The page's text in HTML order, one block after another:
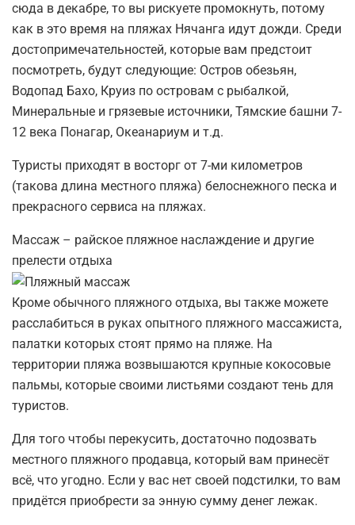
сюда в декабре, то вы рискуете промокнуть, потому
как в это время на пляжах Нячанга идут дожди. Среди
достопримечательностей, которые вам предстоит
посмотреть, будут следующие: Остров обезьян,
Водопад Бахо, Круиз по островам с рыбалкой,
Минеральные и грязевые источники, Тямские башни 7-
12 века Понагар, Океанариум и т.д.
Туристы приходят в восторг от 7-ми километров
(такова длина местного пляжа) белоснежного песка и
прекрасного сервиса на пляжах.
Массаж – райское пляжное наслаждение и другие
прелести отдыха
Кроме обычного пляжного отдыха, вы также можете
расслабиться в руках опытного пляжного массажиста,
палатки которых стоят прямо на пляже. На
территории пляжа возвышаются крупные кокосовые
пальмы, которые своими листьями создают тень для
туристов.
Для того чтобы перекусить, достаточно подозвать
местного пляжного продавца, который вам принесёт
всё, что угодно. Если у вас нет своей подстилки, то вам
придётся приобрести за энную сумму денег лежак.